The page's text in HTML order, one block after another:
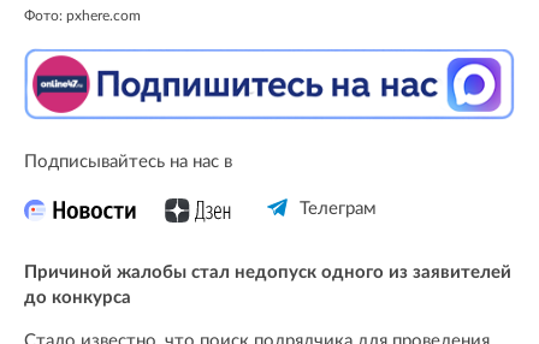
Фото: pxhere.com
Подписывайтесь на нас в
Телеграм
Причиной жалобы стал недопуск одного из заявителей
до конкурса